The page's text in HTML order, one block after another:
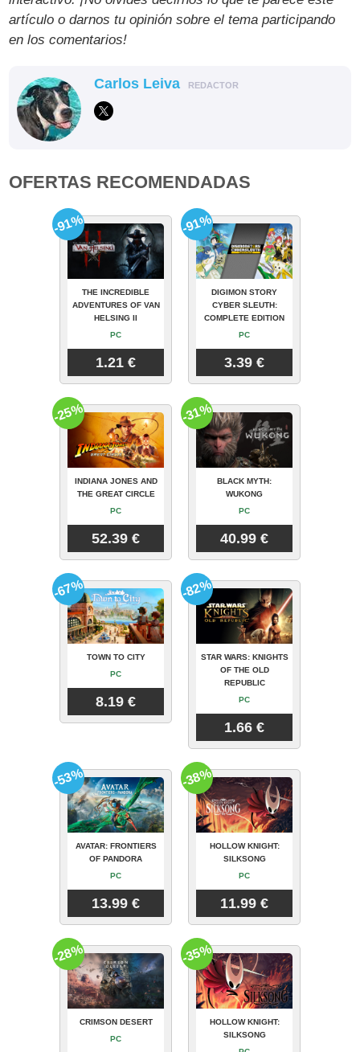
artículo o darnos tu opinión sobre el tema participando
en los comentarios!
Carlos Leiva REDACTOR
OFERTAS RECOMENDADAS
THE INCREDIBLE
ADVENTURES OF VAN
HELSING II
PC
1.21 €
-91%
DIGIMON STORY
CYBER SLEUTH:
COMPLETE EDITION
PC
3.39 €
-91%
INDIANA JONES AND
THE GREAT CIRCLE
PC
52.39 €
-25%
BLACK MYTH:
WUKONG
PC
40.99 €
-31%
TOWN TO CITY
PC
8.19 €
-67%
STAR WARS: KNIGHTS
OF THE OLD
REPUBLIC
PC
1.66 €
-82%
AVATAR: FRONTIERS
OF PANDORA
PC
13.99 €
-53%
HOLLOW KNIGHT:
SILKSONG
PC
11.99 €
-38%
CRIMSON DESERT
PC
-28%
HOLLOW KNIGHT:
SILKSONG
-35%